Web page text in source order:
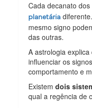
Cada decanato
planetária
mesmo signo
das outras.
A astrologia
influenciar os
comportamento e
Existemdois
qual a regência de